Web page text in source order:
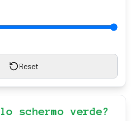
Reset
schermo verde?